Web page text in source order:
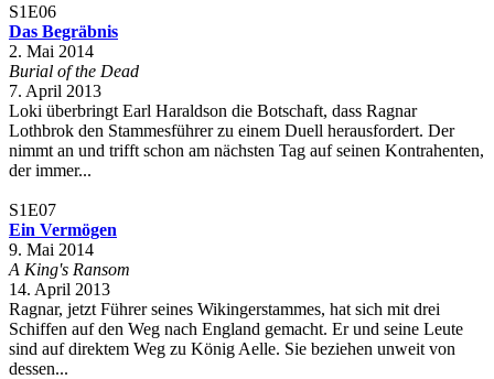
S1E06
Das Begräbnis
2. Mai 2014
Burial of the Dead
7. April 2013
Loki überbringt Earl Haraldson die Botschaft, dass Ragnar
Lothbrok den Stammesführer zu einem Duell herausfordert. Der
nimmt an und trifft schon am nächsten Tag auf seinen Kontrahenten,
der immer...
S1E07
Ein Vermögen
9. Mai 2014
A King's Ransom
14. April 2013
Ragnar, jetzt Führer seines Wikingerstammes, hat sich mit drei
Schiffen auf den Weg nach England gemacht. Er und seine Leute
sind auf direktem Weg zu König Aelle. Sie beziehen unweit von
dessen...